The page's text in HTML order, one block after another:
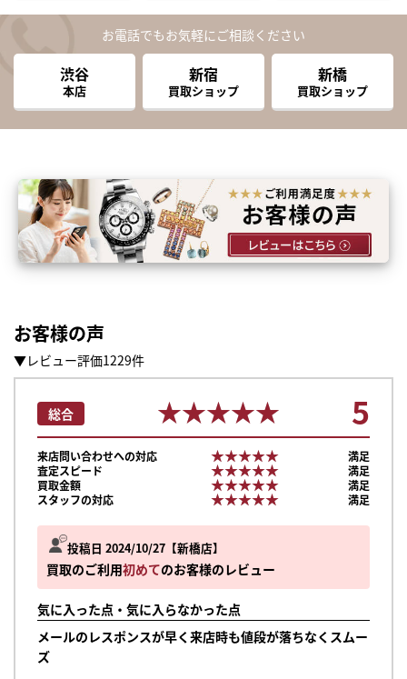
お電話でもお気軽にご相談ください
渋谷
本店
新宿
買取ショップ
新橋
買取ショップ
お客様の声
▼レビュー評価1229件
投稿日 2024/10/27 新橋店
買取のご利用初めてのお客様のレビュー
気に入った点・気に入らなかった点
メールのレスポンスが早く来店時も値段が落ちなくスムー
ズ
総合 ★★★★★
★★★★★ 5
来店問い合わせへの対応 ★★★★★
★★★★★
満足
査定スピード
★★★★★
★★★★★
満足
買取金額
★★★★★
★★★★★
満足
スタッフの対応
★★★★★
★★★★★ 満足